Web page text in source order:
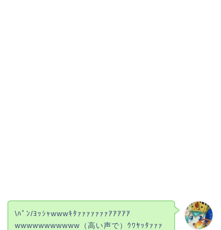
\ﾊﾟﾝ/ﾖｯｼｬwwwｷﾀｧｧｧｧｧｧｧｱｱｱｱｱ
wwwwwwwwwww（高い声で）ｳﾜﾔｯﾀｧｧｧ